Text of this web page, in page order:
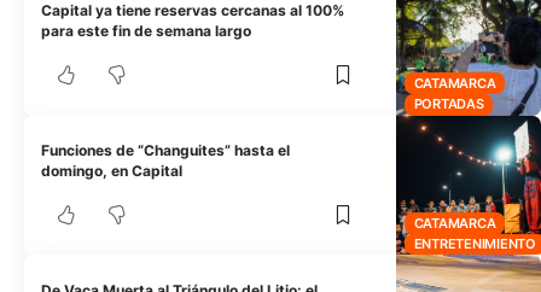
CATAMARCA
PORTADAS
Capital ya tiene reservas cercanas al 100%
para este fin de semana largo
CATAMARCA
ENTRETENIMIENTO
Funciones de “Changuites” hasta el
domingo, en Capital